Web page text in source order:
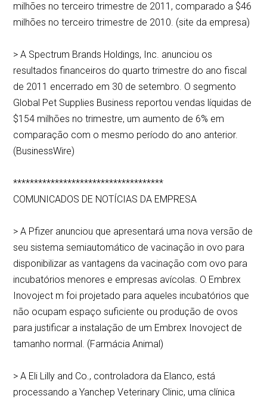
milhões no terceiro trimestre de 2011, comparado a $46
milhões no terceiro trimestre de 2010. (site da empresa)
> A Spectrum Brands Holdings, Inc. anunciou os
resultados financeiros do quarto trimestre do ano fiscal
de 2011 encerrado em 30 de setembro. O segmento
Global Pet Supplies Business reportou vendas líquidas de
$154 milhões no trimestre, um aumento de 6% em
comparação com o mesmo período do ano anterior.
(BusinessWire)
************************************
COMUNICADOS DE NOTÍCIAS DA EMPRESA
> A Pfizer anunciou que apresentará uma nova versão de
seu sistema semiautomático de vacinação in ovo para
disponibilizar as vantagens da vacinação com ovo para
incubatórios menores e empresas avícolas. O Embrex
Inovoject m foi projetado para aqueles incubatórios que
não ocupam espaço suficiente ou produção de ovos
para justificar a instalação de um Embrex Inovoject de
tamanho normal. (Farmácia Animal)
> A Eli Lilly and Co., controladora da Elanco, está
processando a Yanchep Veterinary Clinic, uma clínica